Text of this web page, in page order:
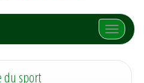
Afficher/
du sport